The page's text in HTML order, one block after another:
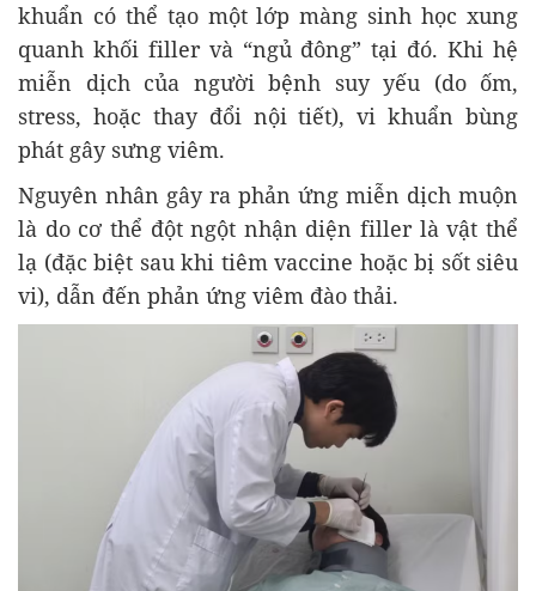
khuẩn có thể tạo một lớp màng sinh học xung
quanh khối filler và “ngủ đông” tại đó. Khi hệ
miễn dịch của người bệnh suy yếu (do ốm,
stress, hoặc thay đổi nội tiết), vi khuẩn bùng
phát gây sưng viêm.
Nguyên nhân gây ra phản ứng miễn dịch muộn
là do cơ thể đột ngột nhận diện filler là vật thể
lạ (đặc biệt sau khi tiêm vaccine hoặc bị sốt siêu
vi), dẫn đến phản ứng viêm đào thải.